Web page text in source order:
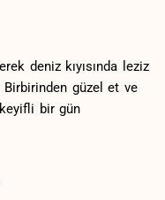
deniz kıyısında leziz‍
güzel et ve
⁤bir gün⁢